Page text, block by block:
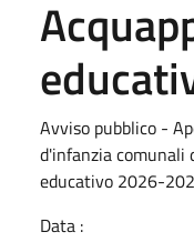
Avviso pubblico -
d'infanzia comunali
educativo 2026-
Data :